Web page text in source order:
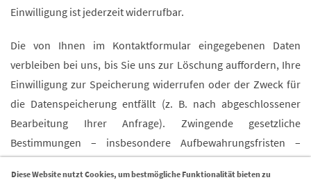
Einwilligung ist jederzeit widerrufbar.
Die von Ihnen im Kontaktformular eingegebenen Daten
verbleiben bei uns, bis Sie uns zur Löschung auffordern, Ihre
Einwilligung zur Speicherung widerrufen oder der Zweck für
die Datenspeicherung entfällt (z. B. nach abgeschlossener
Bearbeitung Ihrer Anfrage). Zwingende gesetzliche
Bestimmungen – insbesondere Aufbewahrungsfristen –
Diese Website nutzt Cookies, um bestmögliche Funktionalität bieten zu